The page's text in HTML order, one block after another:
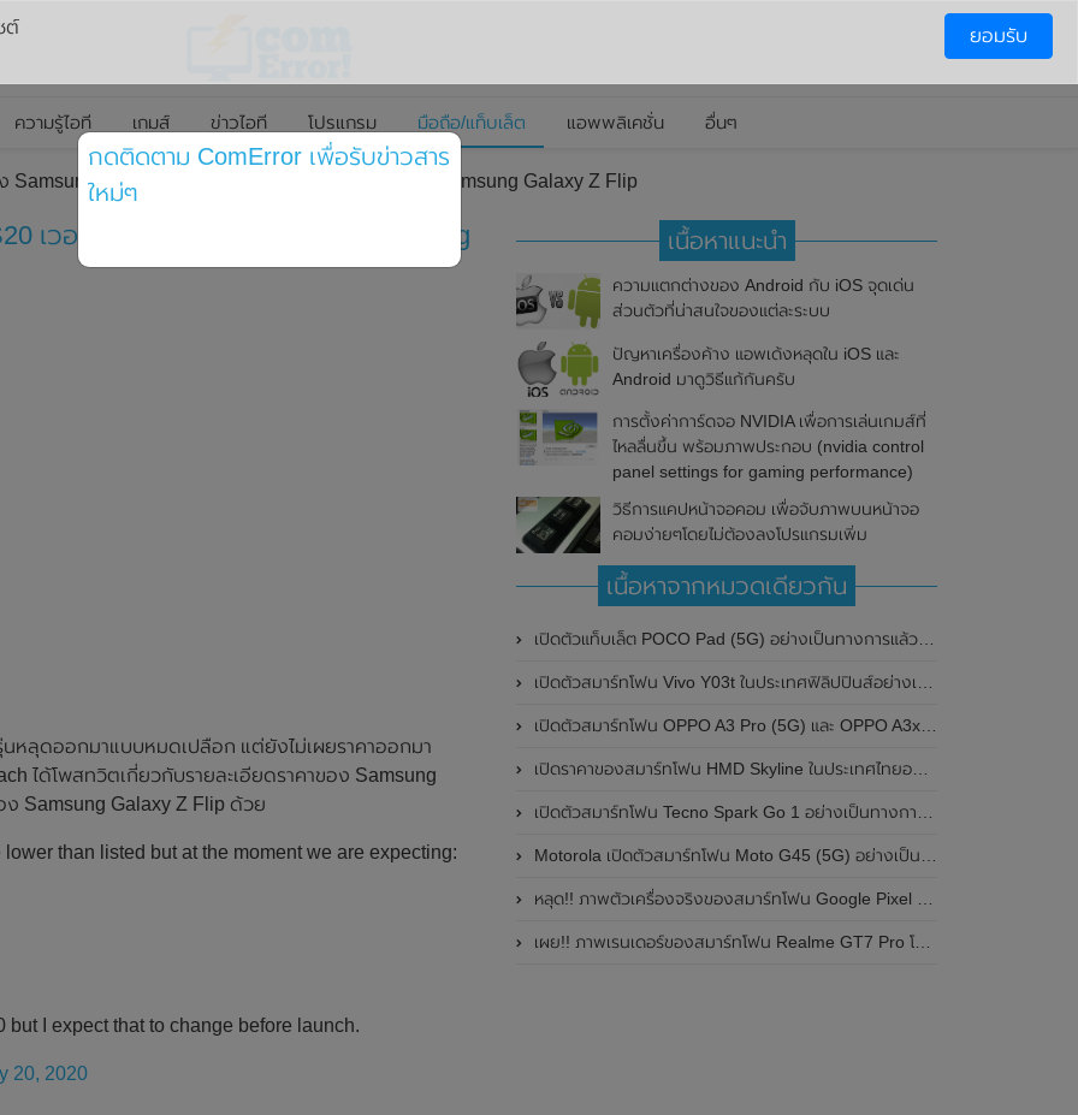
ความรู้ไอที เกมส์ ข่าวไอที โปรแกรม มือถือ/แท็บเล็ต แอพพลิเคชั่น อื่นๆ
Samsung Galaxy S20 เวอร์ชั่น 5G ทั้ง 3 รุ่น 5G และ Samsung Galaxy Z Flip
เวอร์ชั่น 5G ทั้ง 3 รุ่น 5G และ Samsung
หลุดออกมาแบบหมดเปลือก แต่ยังไม่เผยราคาออกมา
ได้โพสทวิตเกี่ยวกับรายละเอียดราคาของ Samsung
ง Samsung Galaxy Z Flip ด้วย
than listed but at the moment we are expecting:
I expect that to change before launch.
20, 2020
เนื้อหาแนะนำ
ความแตกต่างของ Android กับ iOS จุดเด่น
ส่วนตัวที่น่าสนใจของแต่ละระบบ
ปัญหาเครื่องค้าง แอพเด้งหลุดใน iOS และ
Android มาดูวิธีแก้กันครับ
การตั้งค่าการ์ดจอ NVIDIA เพื่อการเล่นเกมส์ที่
ไหลลื่นขึ้น พร้อมภาพประกอบ (nvidia control
panel settings for gaming performance)
วิธีการแคปหน้าจอคอม เพื่อจับภาพบนหน้าจอ
คอมง่ายๆโดยไม่ต้องลงโปรแกรมเพิ่ม
เนื้อหาจากหมวดเดียวกัน
เปิดตัวแท็บเล็ต POCO Pad (5G) อย่างเป็นทางการแล้วในประเทศอินเดีย มาพร้อมชิปเซ็ต Snapdragon 7s Gen 2 ของ Qualcomm และรองรับเครือข่าย 5G
เปิดตัวสมาร์ทโฟน Vivo Y03t ในประเทศฟิลิปปินส์อย่างเป็นทางการแล้ว มาพร้อมชิปเซ็ต Unisoc T612 , กล้องหลัง ความละเอียด 13MP , แบตเตอรี่ 5,000mAh และหน้าจอแสดงผล LCD / 90Hz
เปิดตัวสมาร์ทโฟน OPPO A3 Pro (5G) และ OPPO A3x ในประเทศไทยอย่างเป็นทางการแล้ว ในราคาเริ่มต้นเพียง 3,999 บาท
เปิดราคาของสมาร์ทโฟน HMD Skyline ในประเทศไทยอย่างเป็นทางการแล้ว ราคา 14,990 บาท
เปิดตัวสมาร์ทโฟน Tecno Spark Go 1 อย่างเป็นทางการแล้ว มาพร้อมหน้าจอแสดงผล LCD / 120Hz , แบตเตอรี่ 5,000mAh และใช้ชิปเซ็ต Unisoc
Motorola เปิดตัวสมาร์ทโฟน Moto G45 (5G) อย่างเป็นทางการแล้วในอินเดีย
หลุด!! ภาพตัวเครื่องจริงของสมาร์ทโฟน Google Pixel 9a โชว์ดีไซน์ใหม่ กล้องหลังแบนราบ ไม่มีกรอบของกล้องแล้ว
เผย!! ภาพเรนเดอร์ของสมาร์ทโฟน Realme GT7 Pro โชว์ให้เห็นดีไซน์ใหม่ พร้อมเผยรายละเอียดสเปกที่สำคัญบางส่วน
ต์ ยอมรับ
กดติดตาม ComError เพื่อรับข่าวสาร
ใหม่ๆ